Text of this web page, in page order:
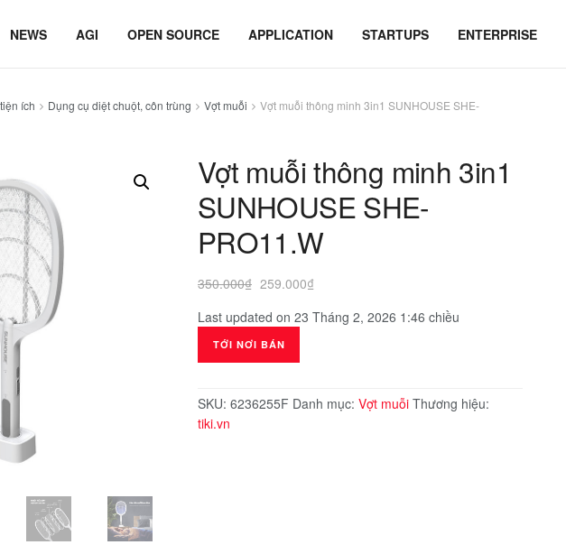
NEWS AGI OPEN SOURCE APPLICATION STARTUPS ENTERPRISE
ích Dụng cụ diệt chuột, côn trùng Vợt muỗi
Vợt muỗi thông minh 3in1 SUNHOUSE SHE-
Vợt muỗi thông minh 3in1
SUNHOUSE SHE-
PRO11.W
350.000₫ Giá
là:
350.000₫.
259.000₫
tại
Last updated on 23 Tháng 2, 2026 1:46 chiều
TỚI NƠI BÁN
SKU: 6236255F Danh mục: Vợt muỗi Thương hiệu:
tiki.vn